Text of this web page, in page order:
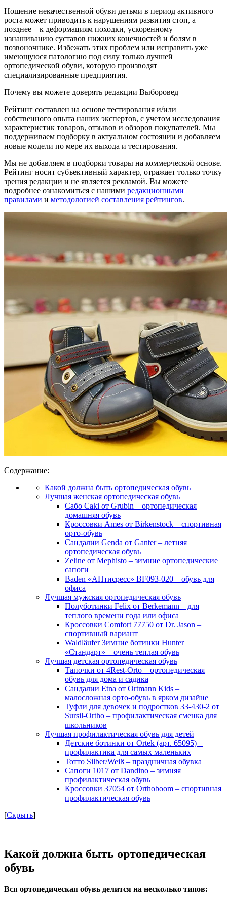
Ношение некачественной обуви детьми в период активного
роста может приводить к нарушениям развития стоп, а
позднее – к деформациям походки, ускоренному
изнашиванию суставов нижних конечностей и болям в
позвоночнике. Избежать этих проблем или исправить уже
имеющуюся патологию под силу только лучшей
ортопедической обуви, которую производят
специализированные предприятия.
Почему вы можете доверять редакции Выборовед
Рейтинг составлен на основе тестирования и/или
собственного опыта наших экспертов, с учетом исследования
характеристик товаров, отзывов и обзоров покупателей. Мы
поддерживаем подборку в актуальном состоянии и добавляем
новые модели по мере их выхода и тестирования.
Мы не добавляем в подборки товары на коммерческой основе.
Рейтинг носит субъективный характер, отражает только точку
зрения редакции и не является рекламой. Вы можете
подробнее ознакомиться с нашими редакционными
правилами и методологией составления рейтингов.
Содержание:
Какой должна быть ортопедическая обувь
Лучшая женская ортопедическая обувь
Сабо Caki от Grubin – ортопедическая
домашняя обувь
Кроссовки Ames от Birkenstock – спортивная
орто-обувь
Сандалии Genda от Ganter – летняя
ортопедическая обувь
Zeline от Mephisto – зимние ортопедические
сапоги
Baden «АНтисресс» BF093-020 – обувь для
офиса
Лучшая мужская ортопедическая обувь
Полуботинки Felix от Berkemann – для
теплого времени года или офиса
Кроссовки Comfort 77750 от Dr. Jason –
спортивный вариант
Waldläufer Зимние ботинки Hunter
«Стандарт» – очень теплая обувь
Лучшая детская ортопедическая обувь
Тапочки от 4Rest-Orto – ортопедическая
обувь для дома и садика
Сандалии Etna от Ortmann Kids –
малосложная орто-обувь в ярком дизайне
Туфли для девочек и подростков 33-430-2 от
Sursil-Ortho – профилактическая сменка для
школьников
Лучшая профилактическая обувь для детей
Детские ботинки от Оrtek (арт. 65095) –
профилактика для самых маленьких
Тотто Silber/Weiß – праздничная обувка
Сапоги 1017 от Dandino – зимняя
профилактическая обувь
Кроссовки 37054 от Orthoboom – спортивная
профилактическая обувь
[Скрыть]
Какой должна быть ортопедическая
обувь
Вся ортопедическая обувь делится на несколько типов: